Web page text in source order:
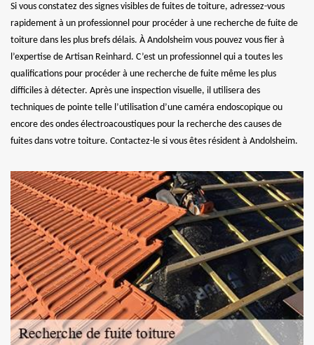
Si vous constatez des signes visibles de fuites de toiture, adressez-vous
rapidement à un professionnel pour procéder à une recherche de fuite de
toiture dans les plus brefs délais. À Andolsheim vous pouvez vous fier à
l’expertise de Artisan Reinhard. C’est un professionnel qui a toutes les
qualifications pour procéder à une recherche de fuite même les plus
difficiles à détecter. Après une inspection visuelle, il utilisera des
techniques de pointe telle l’utilisation d’une caméra endoscopique ou
encore des ondes électroacoustiques pour la recherche des causes de
fuites dans votre toiture. Contactez-le si vous êtes résident à Andolsheim.